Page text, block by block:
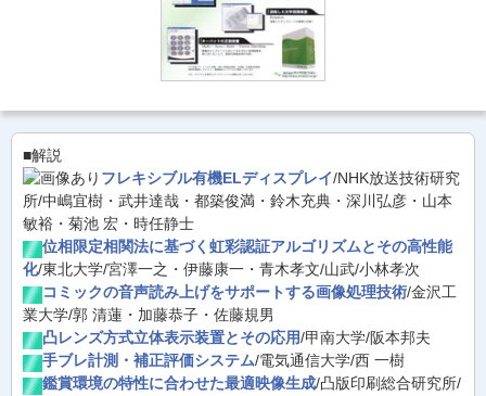
■解説
フレキシブル有機ELディスプレイ/NHK放送技術研究
所/中嶋宜樹・武井達哉・都築俊満・鈴木充典・深川弘彦・山本
敏裕・菊池 宏・時任静士
位相限定相関法に基づく虹彩認証アルゴリズムとその高性能
化/東北大学/宮澤一之・伊藤康一・青木孝文/山武/小林孝次
コミックの音声読み上げをサポートする画像処理技術/金沢工
業大学/郭 清蓮・加藤恭子・佐藤規男
凸レンズ方式立体表示装置とその応用/甲南大学/阪本邦夫
手ブレ計測・補正評価システム/電気通信大学/西 一樹
鑑賞環境の特性に合わせた最適映像生成/凸版印刷総合研究所/